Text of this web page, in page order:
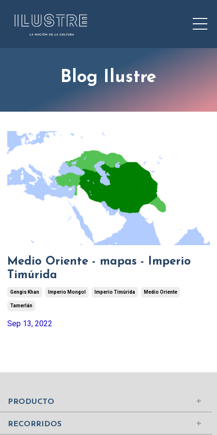
Blog Ilustre
Medio Oriente - mapas - Imperio
Timúrida
Gengis Khan Imperio Mongol Imperio Timúrida Medio Oriente
Tamerlán
Sep 13, 2022
PRODUCTO
Iniciar sesión
Comprar suscripción
Contenidos
RECORRIDOS
Mundo Islámico
Civilizaciones de la Antigüedad
Ciudades del Mundo